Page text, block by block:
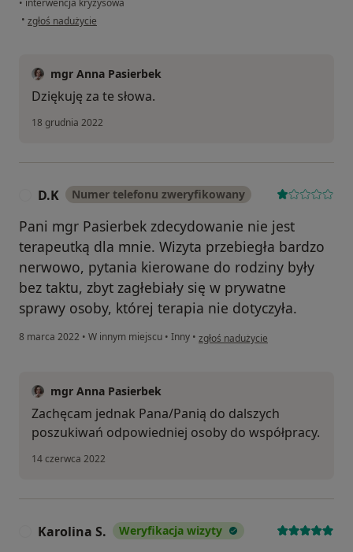
• interwencja kryzysowa
• w opinii użytkownika K.M.
zgłoś nadużycie
mgr Anna Pasierbek
Dziękuję za te słowa.
18 grudnia 2022
D.K Numer telefonu zweryfikowany
Pani mgr Pasierbek zdecydowanie nie jest
terapeutką dla mnie. Wizyta przebiegła bardzo
nerwowo, pytania kierowane do rodziny były
bez taktu, zbyt zagłebiały się w prywatne
sprawy osoby, której terapia nie dotyczyła.
8 marca 2022 • W innym miejscu • Inny • w opinii użytkownika D.K
zgłoś nadużycie
mgr Anna Pasierbek
Zachęcam jednak Pana/Panią do dalszych
poszukiwań odpowiedniej osoby do współpracy.
14 czerwca 2022
Karolina S. Weryfikacja wizyty